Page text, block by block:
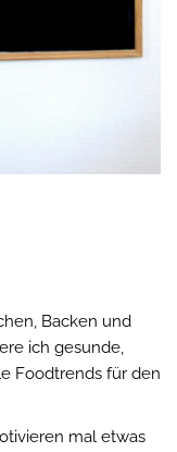
Backen und
ich gesunde,
Foodtrends für den
mal etwas